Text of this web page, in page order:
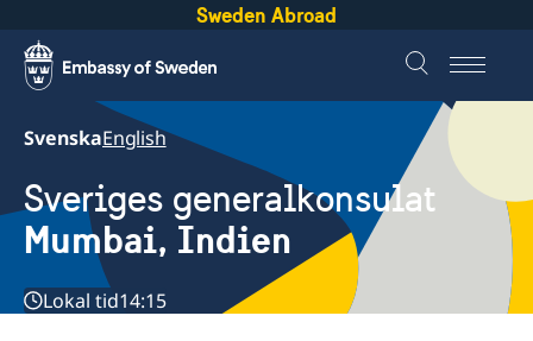
Sweden Abroad
SvenskaEnglish
Sveriges generalkonsulat
Mumbai, Indien
Lokal tid14:15